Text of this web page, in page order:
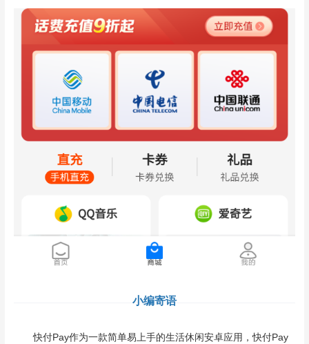
小编寄语
快付Pay作为一款简单易上手的生活休闲安卓应用，快付Pay